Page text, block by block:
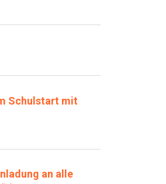
Schulstart mit
an alle